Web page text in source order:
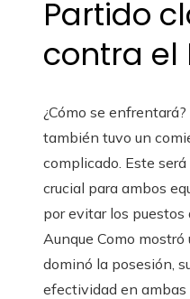
Partido
contra el
¿Cómo se enfrentará?
también tuvo un
complicado. Este
crucial para ambos
por evitar los puestos
Aunque Como mostró
dominó la posesión,
efectividad en ambas